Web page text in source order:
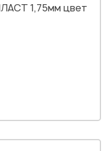
1,75мм цвет